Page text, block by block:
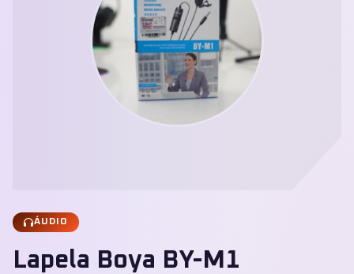
ÁUDIO
Lapela Boya BY-M1